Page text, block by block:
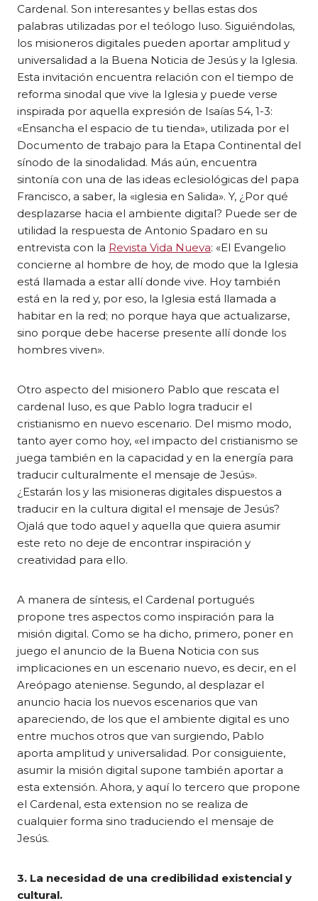
Cardenal. Son interesantes y bellas estas dos
palabras utilizadas por el teólogo luso. Siguiéndolas,
los misioneros digitales pueden aportar amplitud y
universalidad a la Buena Noticia de Jesús y la Iglesia.
Esta invitación encuentra relación con el tiempo de
reforma sinodal que vive la Iglesia y puede verse
inspirada por aquella expresión de Isaías 54, 1-3:
«Ensancha el espacio de tu tienda», utilizada por el
Documento de trabajo para la Etapa Continental del
sínodo de la sinodalidad. Más aún, encuentra
sintonía con una de las ideas eclesiológicas del papa
Francisco, a saber, la «iglesia en Salida». Y, ¿Por qué
desplazarse hacia el ambiente digital? Puede ser de
utilidad la respuesta de Antonio Spadaro en su
entrevista con la Revista Vida Nueva: «El Evangelio
concierne al hombre de hoy, de modo que la Iglesia
está llamada a estar allí donde vive. Hoy también
está en la red y, por eso, la Iglesia está llamada a
habitar en la red; no porque haya que actualizarse,
sino porque debe hacerse presente allí donde los
hombres viven».
Otro aspecto del misionero Pablo que rescata el
cardenal luso, es que Pablo logra traducir el
cristianismo en nuevo escenario. Del mismo modo,
tanto ayer como hoy, «el impacto del cristianismo se
juega también en la capacidad y en la energía para
traducir culturalmente el mensaje de Jesús».
¿Estarán los y las misioneras digitales dispuestos a
traducir en la cultura digital el mensaje de Jesús?
Ojalá que todo aquel y aquella que quiera asumir
este reto no deje de encontrar inspiración y
creatividad para ello.
A manera de síntesis, el Cardenal portugués
propone tres aspectos como inspiración para la
misión digital. Como se ha dicho, primero, poner en
juego el anuncio de la Buena Noticia con sus
implicaciones en un escenario nuevo, es decir, en el
Areópago ateniense. Segundo, al desplazar el
anuncio hacia los nuevos escenarios que van
apareciendo, de los que el ambiente digital es uno
entre muchos otros que van surgiendo, Pablo
aporta amplitud y universalidad. Por consiguiente,
asumir la misión digital supone también aportar a
esta extensión. Ahora, y aquí lo tercero que propone
el Cardenal, esta extension no se realiza de
cualquier forma sino traduciendo el mensaje de
Jesús.
3. La necesidad de una credibilidad existencial y
cultural.